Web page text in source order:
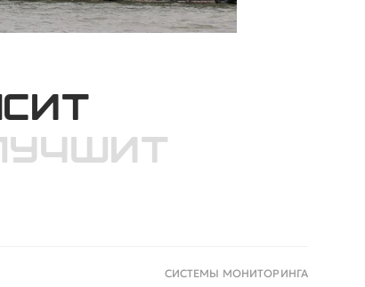
СИСТЕМЫ МОНИТОРИНГА